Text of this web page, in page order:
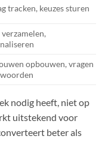
tracken, keuzes sturen
verzamelen,
opbouwen, vragen
nodig heeft, niet op
uitstekend voor
beter als